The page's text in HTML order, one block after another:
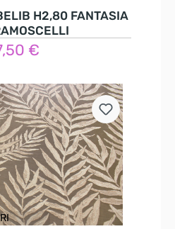
H2,80 FANTASIA
€
carrello